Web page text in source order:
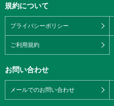
規約について
プライバシーポリシー
ご利用規約
お問い合わせ
メールでのお問い合わせ